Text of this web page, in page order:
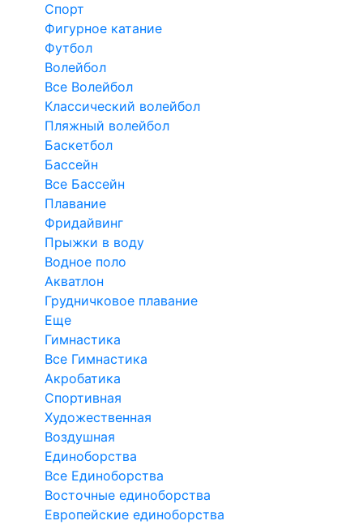
Спорт
Фигурное катание
Футбол
Волейбол
Все Волейбол
Классический волейбол
Пляжный волейбол
Баскетбол
Бассейн
Все Бассейн
Плавание
Фридайвинг
Прыжки в воду
Водное поло
Акватлон
Грудничковое плавание
Еще
Гимнастика
Все Гимнастика
Акробатика
Спортивная
Художественная
Воздушная
Единоборства
Все Единоборства
Восточные единоборства
Европейские единоборства